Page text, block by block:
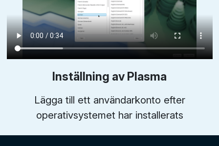
Inställning av Plasma
Lägga till ett användarkonto efter
operativsystemet har installerats